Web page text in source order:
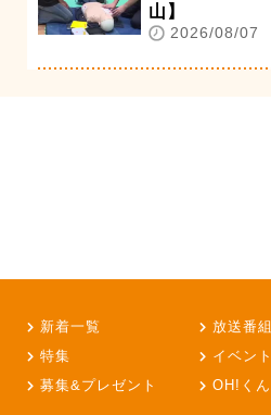
山】
2026/08/07
新着一覧 放送番組
特集
イベント
募集&プレゼント
OH!くん